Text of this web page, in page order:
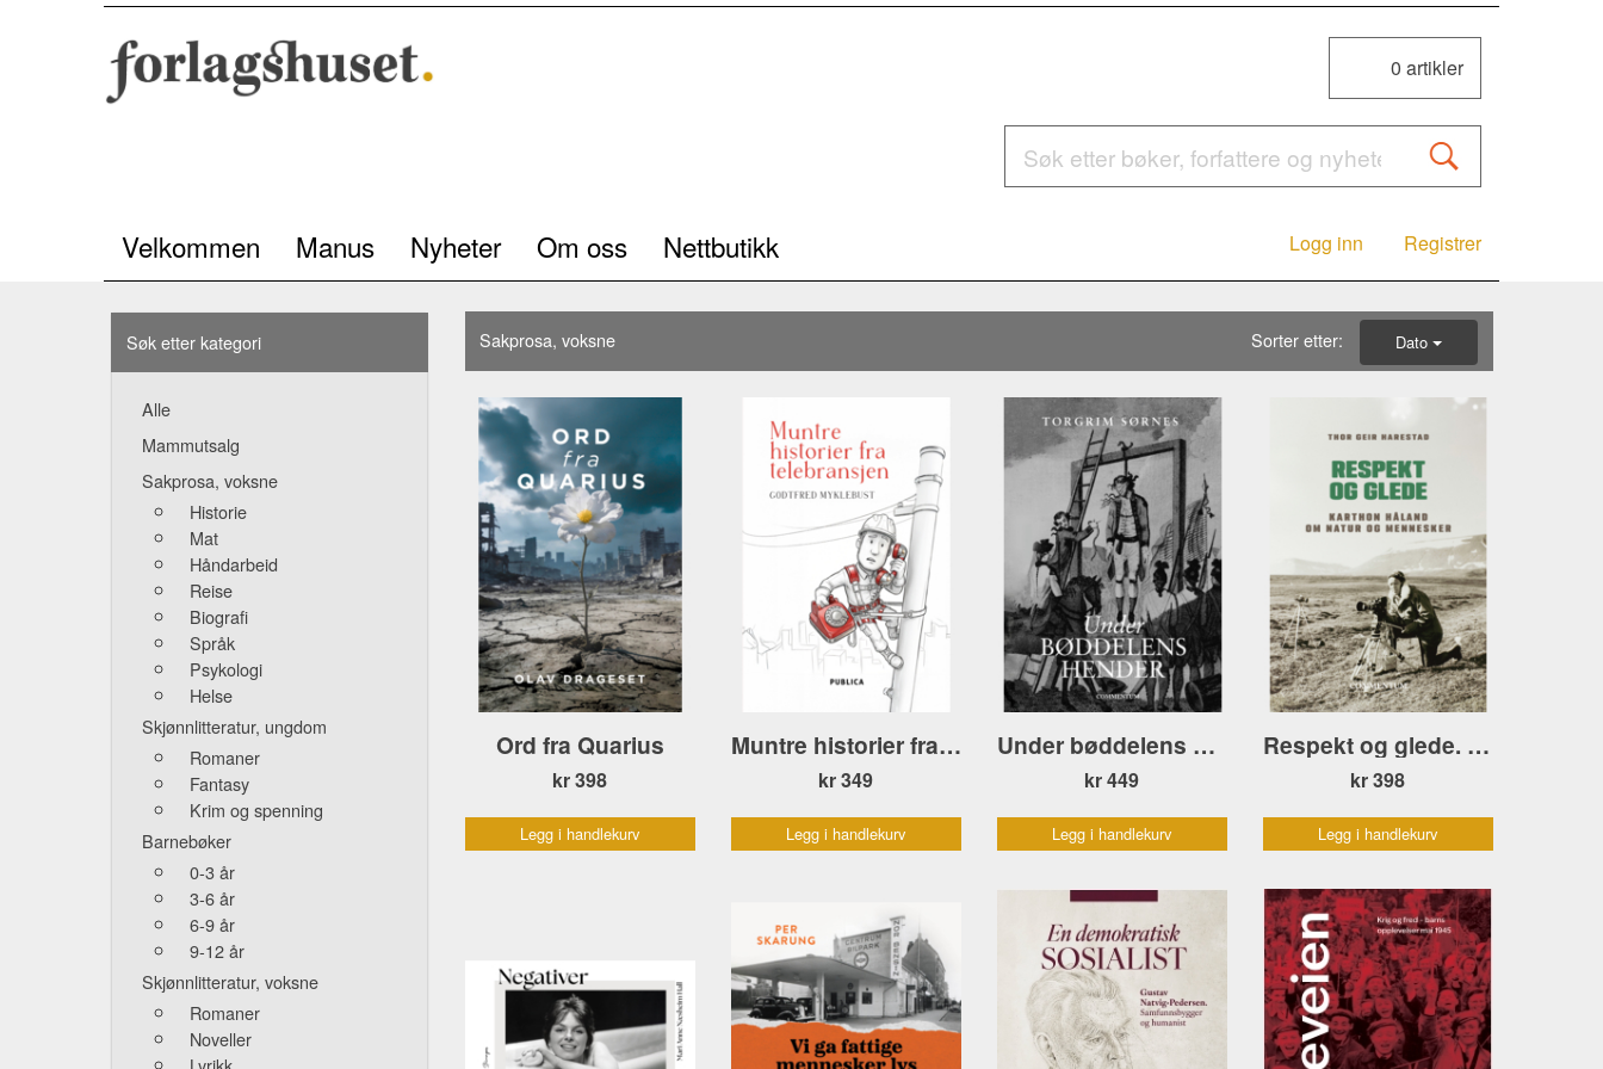
0 artikler
Velkommen Manus Nyheter Om oss Nettbutikk Logg inn Registrer
Søk etter kategori
Alle
Mammutsalg
Sakprosa, voksne
Historie
Mat
Håndarbeid
Reise
Biografi
Språk
Psykologi
Helse
Skjønnlitteratur, ungdom
Romaner
Fantasy
Krim og spenning
Barnebøker
0-3 år
3-6 år
6-9 år
9-12 år
Skjønnlitteratur, voksne
Romaner
Noveller
Sakprosa, voksne Sorter etter: Dato
Ord fra Quarius
kr 398
Legg i handlekurv
Muntre historier fra telebransjen
kr 349
Legg i handlekurv
Under bøddelens hender
kr 449
Legg i handlekurv
Respekt og glede. Karthon Håland om natur og mennesker
kr 398
Legg i handlekurv